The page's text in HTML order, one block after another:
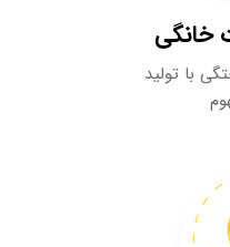
خانگی​​​​​​​
با تولید